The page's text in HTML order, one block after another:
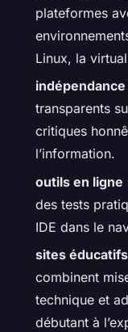
plateformes
Linux, la
transparents
critiques
l’information.
outils en ligne
des tests
IDE dans le
sites éducatifs
combinent
technique et
débutant à